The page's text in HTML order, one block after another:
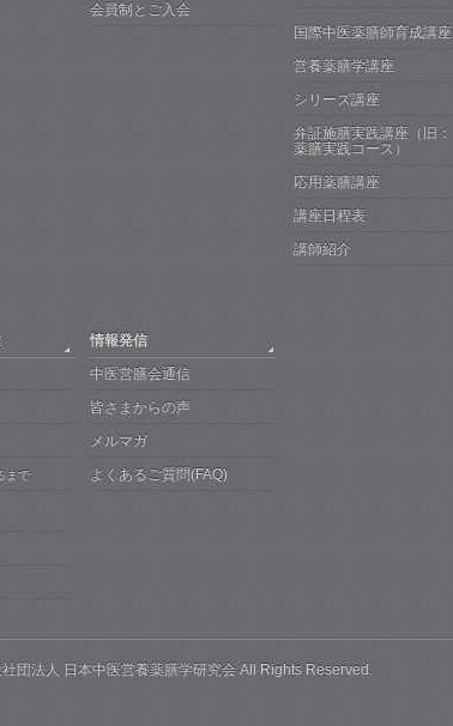
会員制とご入会
国際中医薬膳師育成講座
営養薬膳学講座
シリーズ講座
弁証施膳実践講座（旧：
薬膳実践コース）
応用薬膳講座
講座日程表
講師紹介
まで
情報発信
中医営膳会通信
皆さまからの声
メルマガ
よくあるご質問(FAQ)
団法人 日本中医営養薬膳学研究会All Rights Reserved.